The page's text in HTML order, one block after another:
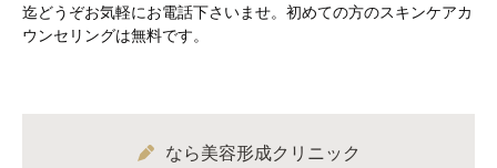
迄どうぞお気軽にお電話下さいませ。初めての方のスキンケアカ
ウンセリングは無料です。
なら美容形成クリニック